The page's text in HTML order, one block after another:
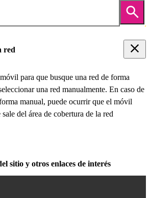
red
para que busque una red de forma
una red manualmente. En caso de
manual, puede ocurrir que el móvil
del área de cobertura de la red
sitio y otros enlaces de interés